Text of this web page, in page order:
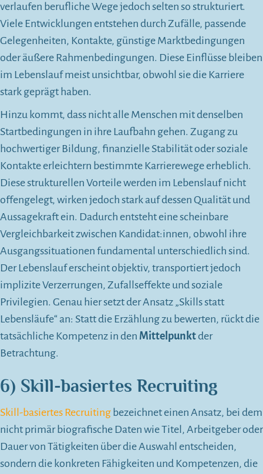
verlaufen berufliche Wege jedoch selten so strukturiert.
Viele Entwicklungen entstehen durch Zufälle, passende
Gelegenheiten, Kontakte, günstige Marktbedingungen
oder äußere Rahmenbedingungen. Diese Einflüsse bleiben
im Lebenslauf meist unsichtbar, obwohl sie die Karriere
stark geprägt haben.
Hinzu kommt, dass nicht alle Menschen mit denselben
Startbedingungen in ihre Laufbahn gehen. Zugang zu
hochwertiger Bildung, finanzielle Stabilität oder soziale
Kontakte erleichtern bestimmte Karrierewege erheblich.
Diese strukturellen Vorteile werden im Lebenslauf nicht
offengelegt, wirken jedoch stark auf dessen Qualität und
Aussagekraft ein. Dadurch entsteht eine scheinbare
Vergleichbarkeit zwischen Kandidat:innen, obwohl ihre
Ausgangssituationen fundamental unterschiedlich sind.
Der Lebenslauf erscheint objektiv, transportiert jedoch
implizite Verzerrungen, Zufallseffekte und soziale
Privilegien. Genau hier setzt der Ansatz „Skills statt
Lebensläufe“ an: Statt die Erzählung zu bewerten, rückt die
tatsächliche Kompetenz in den Mittelpunkt der
Betrachtung.
6) Skill-basiertes Recruiting
Skill-basiertes Recruiting bezeichnet einen Ansatz, bei dem
nicht primär biografische Daten wie Titel, Arbeitgeber oder
Dauer von Tätigkeiten über die Auswahl entscheiden,
sondern die konkreten Fähigkeiten und Kompetenzen, die